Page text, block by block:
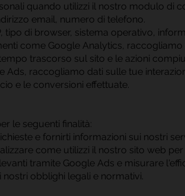
quando utilizzi il nostro modulo di
email, numero di telefono.
tipo di browser, sistema operativo,
come Google Analytics,
trascorso sul sito e le azioni
Ads, raccogliamo dati sulle tue
e le conversioni effettuate.
le seguenti finalità:
e fornirti informazioni sui nostri
come utilizzi il nostro sito web
tramite Google Ads e misurare
obblighi legali e normativi.